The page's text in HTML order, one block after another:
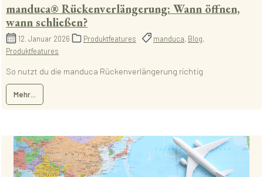
manduca® Rückenverlängerung: Wann öffnen,
wann schließen?
12. Januar 2026 Produktfeatures manduca, Blog,
Produktfeatures
So nutzt du die manduca Rückenverlängerung richtig
Mehr...